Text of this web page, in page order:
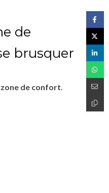
de
brusquer
zone de confort.